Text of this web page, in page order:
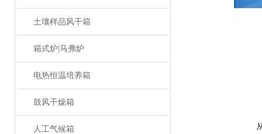
土壤样品风干箱
箱式炉|马弗炉
电热恒温培养箱
鼓风干燥箱
人工气候箱